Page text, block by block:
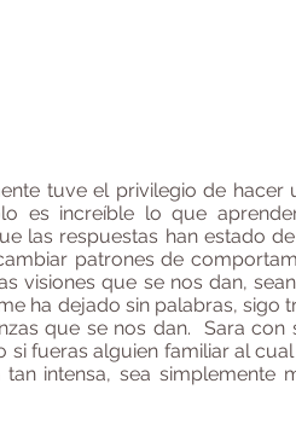
tuve el privilegio de
es increíble lo que
las respuestas han estado
patrones de
visiones que se nos dan,
ha dejado sin palabras, sigo
que se nos dan. Sara
si fueras alguien familiar al
tan intensa, sea simplemente